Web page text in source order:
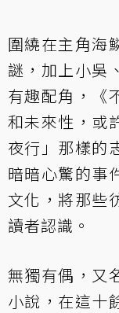
圍繞在主角海
謎，加上小吳
有趣配角，《
和未來性，或
夜行」那樣的
暗暗心驚的事
文化，將那些
讀者認識。
無獨有偶，又
小說，在這十